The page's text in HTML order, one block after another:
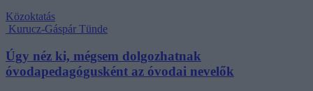
Közoktatás
Kurucz-Gáspár Tünde
Úgy néz ki, mégsem dolgozhatnak
óvodapedagógusként az óvodai nevelők